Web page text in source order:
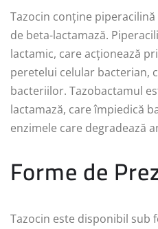
Tazocin conține
de beta-lactamază.
lactamic, care acționează
peretelui celular bacterian,
bacteriilor. Tazobactamul
lactamază, care împiedică
enzimele care degradează
Forme de
Tazocin este disponibil sub